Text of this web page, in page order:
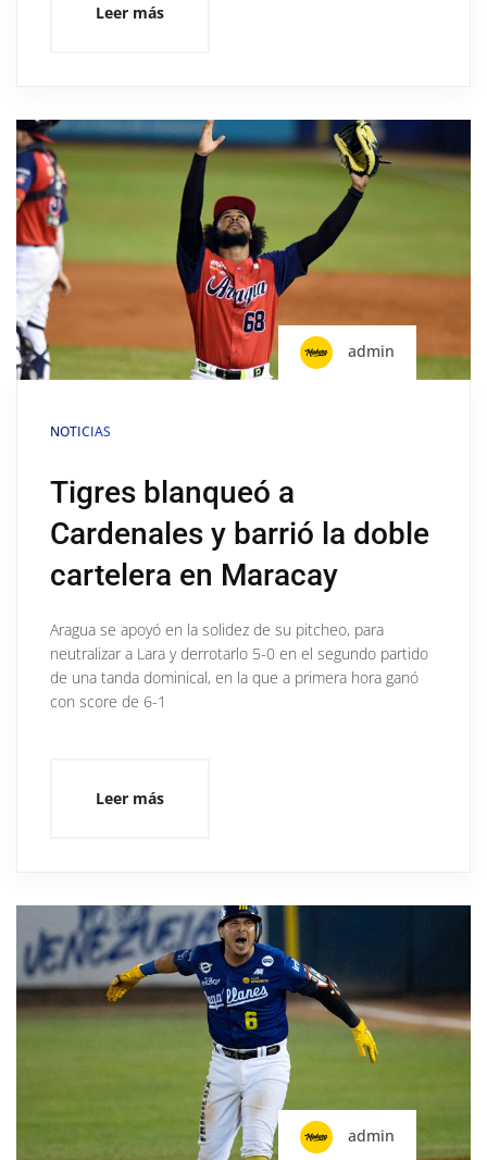
Leer más
admin
NOTICIAS
Tigres blanqueó a
Cardenales y barrió la doble
cartelera en Maracay
Aragua se apoyó en la solidez de su pitcheo, para
neutralizar a Lara y derrotarlo 5-0 en el segundo partido
de una tanda dominical, en la que a primera hora ganó
con score de 6-1
Leer más
admin